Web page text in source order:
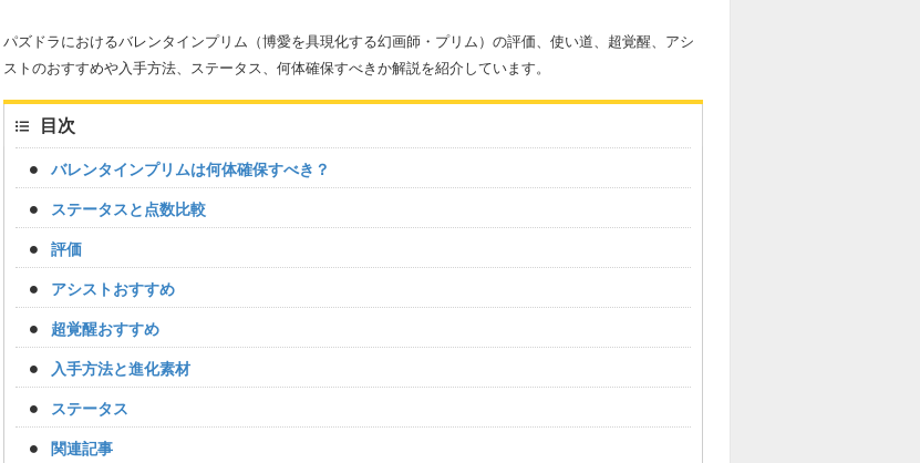
パズドラにおけるバレンタインプリム（博愛を具現化する幻画師・プリム）の評価、使い道、超覚醒、アシ
ストのおすすめや入手方法、ステータス、何体確保すべきか解説を紹介しています。
目次
バレンタインプリムは何体確保すべき？
ステータスと点数比較
評価
アシストおすすめ
超覚醒おすすめ
入手方法と進化素材
ステータス
関連記事